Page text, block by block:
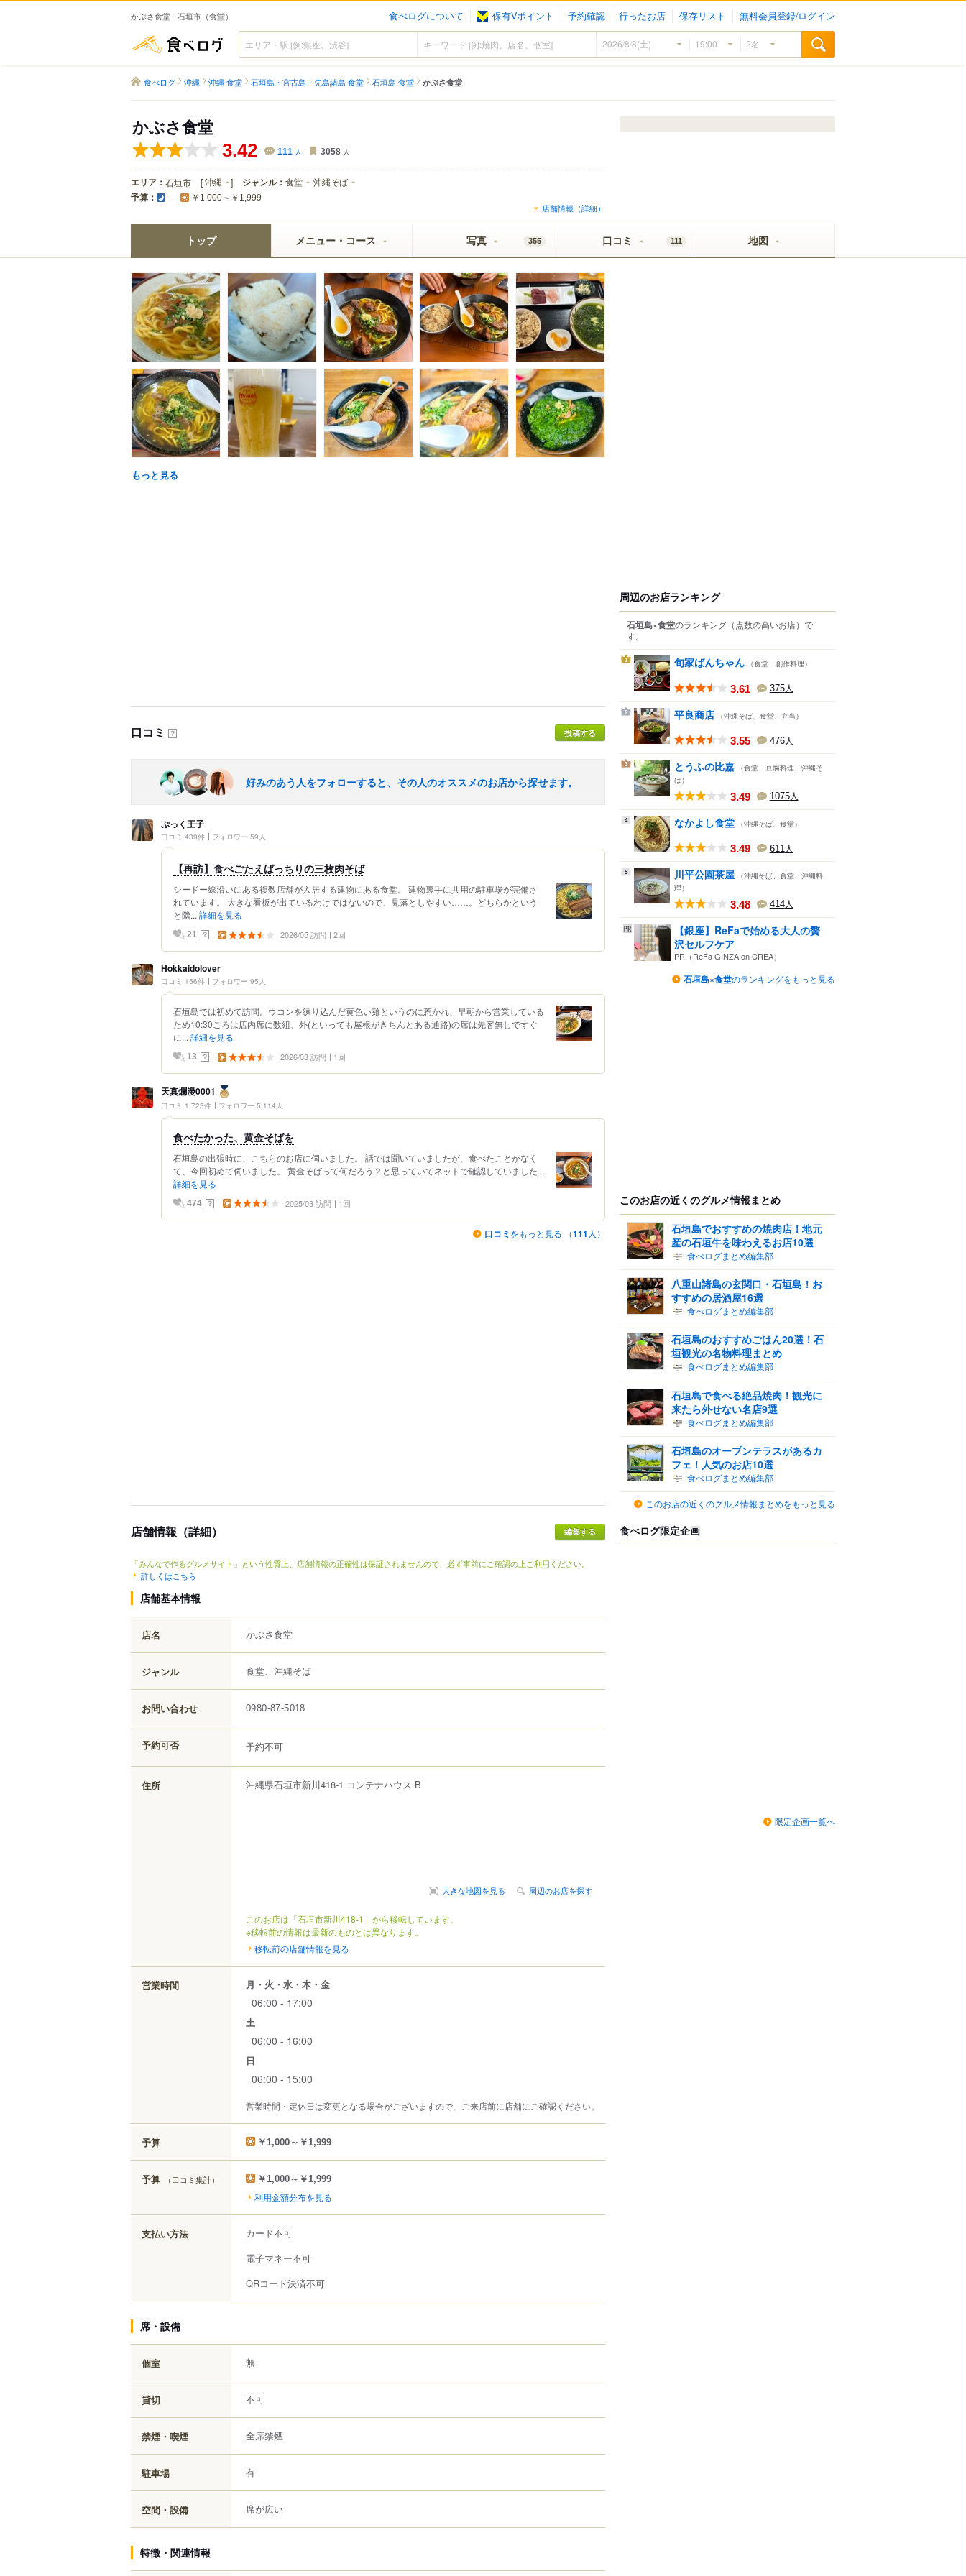
かぶさ食堂 - 石垣市（食堂） 食べログについて 保有Vポイント 予約確認 行ったお店 保存リスト 無料会員登録/ログイン
食べログ
食べログ 沖縄 沖縄 食堂 石垣島・宮古島・先島諸島 食堂 石垣島 食堂 かぶさ食堂
かぶさ食堂
3.42 111 人 3058 人
エリア： 石垣市 [沖縄 ] ジャンル： 食堂 沖縄そば
予算： - ￥1,000～￥1,999
店舗情報（詳細）
トップ メニュー・コース 写真 355 口コミ 111 地図
もっと見る
口コミ ？ 投稿する
好みのあう人をフォローすると、その人のオススメのお店から探せます。
ぷっく王子
口コミ 439件 フォロワー 59人
【再訪】食べごたえばっちりの三枚肉そば
シードー線沿いにある複数店舗が入居する建物にある食堂。 建物裏手に共用の駐車場が完備さ
れています。 大きな看板が出ているわけではないので、見落としやすい……。どちらかという
と隣... 詳細を見る
21 ？ 2026/05 訪問 2回
Hokkaidolover
口コミ 156件 フォロワー 95人
石垣島では初めて訪問。ウコンを練り込んだ黄色い麺というのに惹かれ、早朝から営業している
ため10:30ごろは店内席に数組、外(といっても屋根がきちんとある通路)の席は先客無しですぐ
に... 詳細を見る
13 ？ 2026/03 訪問 1回
天真爛漫0001
口コミ 1,723件 フォロワー 5,114人
食べたかった、黄金そばを
石垣島の出張時に、こちらのお店に伺いました。 話では聞いていましたが、食べたことがなく
て、今回初めて伺いました。 黄金そばって何だろう？と思っていてネットで確認していました...
詳細を見る
474 ？ 2025/03 訪問 1回
口コミ をもっと見る （111 人）
店舗情報（詳細）
「みんなで作るグルメサイト」という性質上、店舗情報の正確性は保証されませんので、必ず事前にご確認の上ご利用ください。
詳しくはこちら
店舗基本情報
店名 かぶさ食堂
ジャンル 食堂、沖縄そば
お問い合わせ 0980-87-5018
予約可否 予約不可
住所 沖縄県石垣市新川418-1 コンテナハウス B
大きな地図を見る 周辺のお店を探す
このお店は「石垣市新川418-1」から移転しています。
※移転前の情報は最新のものとは異なります。
移転前の店舗情報を見る
営業時間 月・火・水・木・金
06:00 - 17:00
土
06:00 - 16:00
日
06:00 - 15:00
営業時間・定休日は変更となる場合がございますので、ご来店前に店舗にご確認ください。
予算 ￥1,000～￥1,999
予算 （口コミ集計） ￥1,000～￥1,999
利用金額分布を見る
支払い方法
カード不可
電子マネー不可
QRコード決済不可
席・設備
個室 無
貸切 不可
禁煙・喫煙 全席禁煙
駐車場 有
空間・設備 席が広い
特徴・関連情報
周辺のお店ランキング
石垣島×食堂のランキング （点数の高いお店） で
す。
1 旬家ばんちゃん （食堂、創作料理）
3.61 375人
2 平良商店 （沖縄そば、食堂、弁当）
3.55 476人
3 とうふの比嘉 （食堂、豆腐料理、沖縄そ
ば）
3.49 1075人
4 なかよし食堂 （沖縄そば、食堂）
3.49 611 人
5 川平公園茶屋 （沖縄そば、食堂、沖縄料
理）
3.48 414人
【銀座】ReFaで始める大人の贅
沢セルフケア
PR（ReFa GINZA on CREA）
石垣島×食堂のランキングをもっと見る
このお店の近くのグルメ情報まとめ
石垣島でおすすめの焼肉店！地元
産の石垣牛を味わえるお店10選
食べログまとめ編集部
八重山諸島の玄関口・石垣島！お
すすめの居酒屋16選
食べログまとめ編集部
石垣島のおすすめごはん20選！石
垣観光の名物料理まとめ
食べログまとめ編集部
石垣島で食べる絶品焼肉！観光に
来たら外せない名店9選
食べログまとめ編集部
石垣島のオープンテラスがあるカ
フェ！人気のお店10選
食べログまとめ編集部
このお店の近くのグルメ情報まとめをもっと見る
食べログ限定企画
限定企画一覧へ